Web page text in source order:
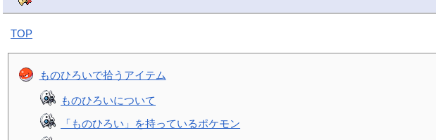
TOP
ものひろいで拾うアイテム
ものひろいについて
「ものひろい」を持っているポケモン